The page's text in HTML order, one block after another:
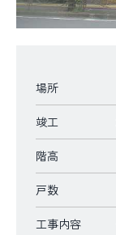
場所
竣工
階高
戸数
工事内容